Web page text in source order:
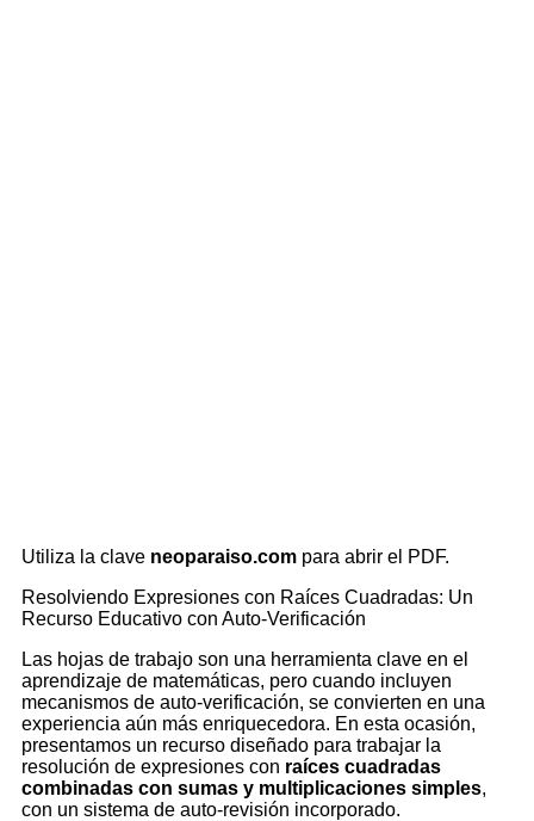
Utiliza la clave neoparaiso.com para abrir el PDF.
Resolviendo Expresiones con Raíces Cuadradas: Un
Recurso Educativo con Auto-Verificación
Las hojas de trabajo son una herramienta clave en el
aprendizaje de matemáticas, pero cuando incluyen
mecanismos de auto-verificación, se convierten en una
experiencia aún más enriquecedora. En esta ocasión,
presentamos un recurso diseñado para trabajar la
resolución de expresiones con raíces cuadradas
combinadas con sumas y multiplicaciones simples,
con un sistema de auto-revisión incorporado.